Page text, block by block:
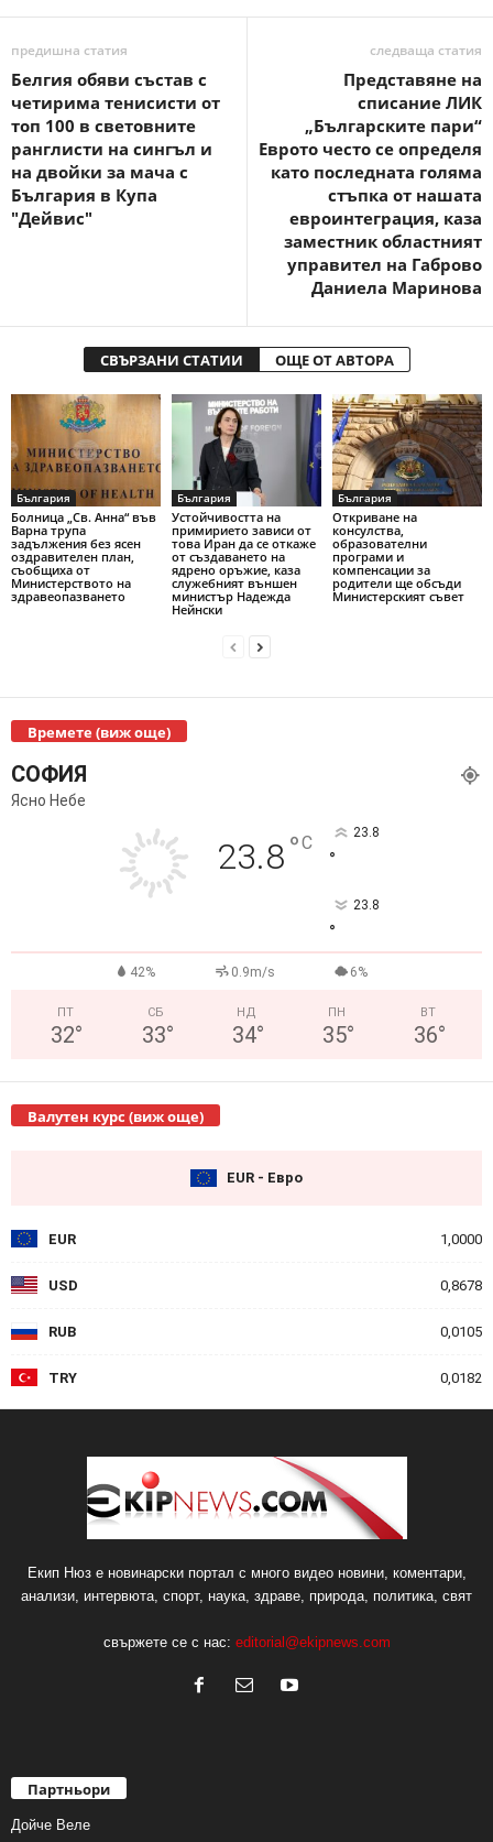
предишна статия
Белгия обяви състав с
четирима тенисисти от
топ 100 в световните
ранглисти на сингъл и
на двойки за мача с
България в Купа
"Дейвис"
следваща статия
Представяне на
списание ЛИК
„Българските пари“
Еврото често се определя
като последната голяма
стъпка от нашата
евроинтеграция, каза
заместник областният
управител на Габрово
Даниела Маринова
СВЪРЗАНИ СТАТИИ ОЩЕ ОТ АВТОРА
България
Болница „Св. Анна“ във
Варна трупа
задължения без ясен
оздравителен план,
съобщиха от
Министерството на
здравеопазването
България
Устойчивостта на
примирието зависи от
това Иран да се откаже
от създаването на
ядрено оръжие, каза
служебният външен
министър Надежда
Нейнски
България
Откриване на
консулства,
образователни
програми и
компенсации за
родители ще обсъди
Министерският съвет
Времете (виж още)
СОФИЯ
Ясно Небе
23.8°C 23.8
°
23.8
°
42% 0.9m/s 6%
ПТ
32°
СБ
33°
НД
34°
ПН
35°
ВТ
36°
Валутен курс (виж още)
EUR - Евро
EUR 1,0000
USD 0,8678
RUB 0,0105
TRY 0,0182
Екип Нюз е новинарски портал с много видео новини, коментари,
анализи, интервюта, спорт, наука, здраве, природа, политика, свят
свържете се с нас: editorial@ekipnews.com
Партньори
Дойче Веле